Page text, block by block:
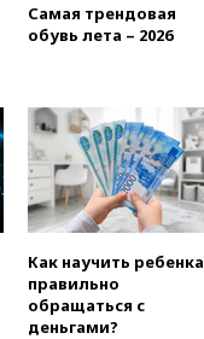
Самая трендовая
обувь лета – 2026
Как научить ребенка
правильно
обращаться с
деньгами?